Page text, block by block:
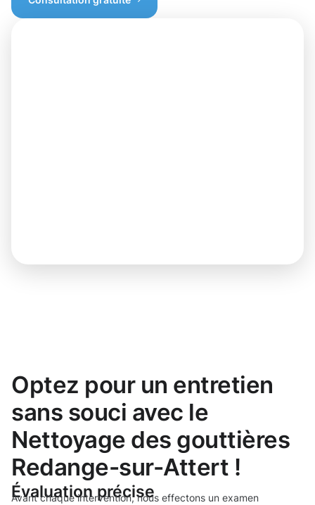
Optez pour un entretien
sans souci avec le
Nettoyage des gouttières
Redange-sur-Attert !
Évaluation précise
Avant chaque intervention, nous effectons un examen